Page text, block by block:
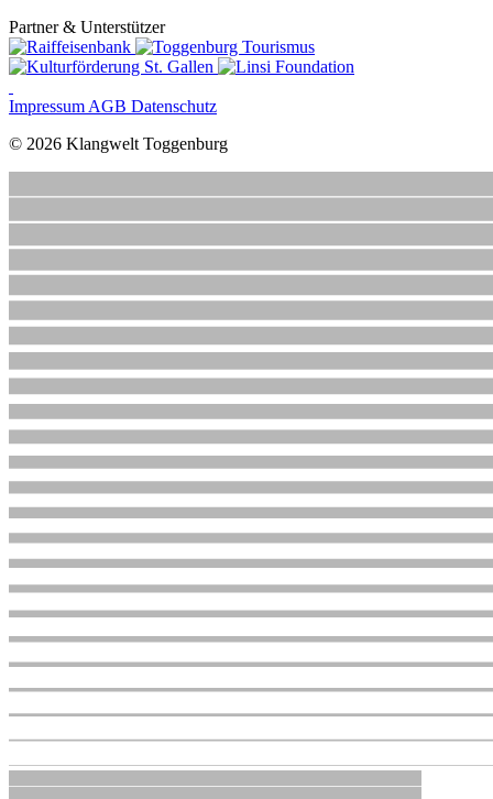
Partner & Unterstützer
Impressum AGB Datenschutz
© 2026 Klangwelt Toggenburg